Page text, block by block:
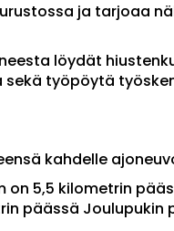
ja tarjoaa
löydät
työpöytä
kahdelle
5,5 kilometrin
päässä Joulupukin